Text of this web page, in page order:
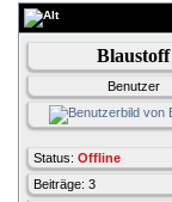
Blaustoff
Benutzer
Status: Offline
Beiträge: 3